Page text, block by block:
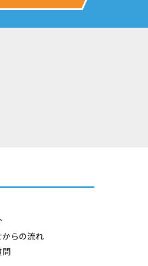
からの流れ
問